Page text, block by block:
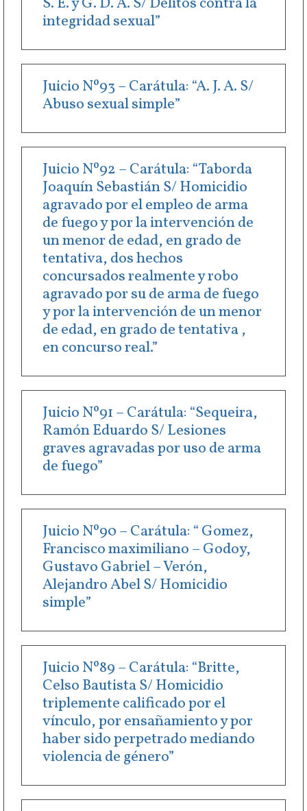
integridad sexual”
Juicio Nº93 – Carátula: “A. J. A. S/
Abuso sexual simple”
Juicio Nº92 – Carátula: “Taborda
Joaquín Sebastián S/ Homicidio
agravado por el empleo de arma
de fuego y por la intervención de
un menor de edad, en grado de
tentativa, dos hechos
concursados realmente y robo
agravado por su de arma de fuego
y por la intervención de un menor
de edad, en grado de tentativa ,
en concurso real.”
Juicio Nº91 – Carátula: “Sequeira,
Ramón Eduardo S/ Lesiones
graves agravadas por uso de arma
de fuego”
Juicio Nº90 – Carátula: “ Gomez,
Francisco maximiliano – Godoy,
Gustavo Gabriel – Verón,
Alejandro Abel S/ Homicidio
simple”
Juicio Nº89 – Carátula: “Britte,
Celso Bautista S/ Homicidio
triplemente calificado por el
vínculo, por ensañamiento y por
haber sido perpetrado mediando
violencia de género”